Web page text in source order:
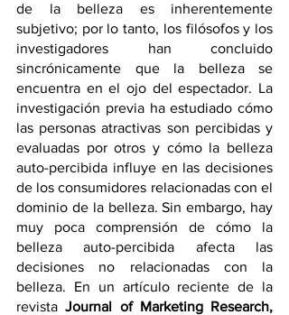
de la belleza es inherentemente
subjetivo; por lo tanto, los filósofos y los
investigadores han concluido
sincrónicamente que la belleza se
encuentra en el ojo del espectador. La
investigación previa ha estudiado cómo
las personas atractivas son percibidas y
evaluadas por otros y cómo la belleza
auto-percibida influye en las decisiones
de los consumidores relacionadas con el
dominio de la belleza. Sin embargo, hay
muy poca comprensión de cómo la
belleza auto-percibida afecta las
decisiones no relacionadas con la
belleza. En un artículo reciente de la
revista Journal of Marketing Research,